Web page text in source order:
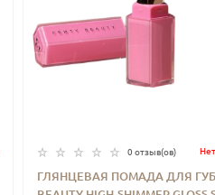
0 отзыв(ов)
ГЛЯНЦЕВАЯ ПОМАДА ДЛЯ ГУБ